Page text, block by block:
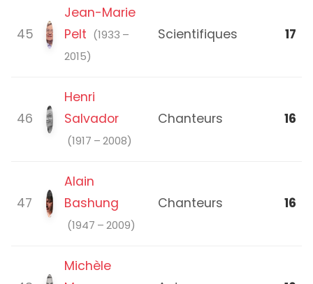
45
Jean-Marie
Pelt (1933 –
2015)
Scientifiques 17
46
Henri
Salvador
(1917 – 2008)
Chanteurs 16
47
Alain
Bashung
(1947 – 2009)
Chanteurs 16
Michèle